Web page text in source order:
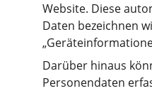
Website. Diese
Daten bezeichnen
Darüber hinaus
Personendaten